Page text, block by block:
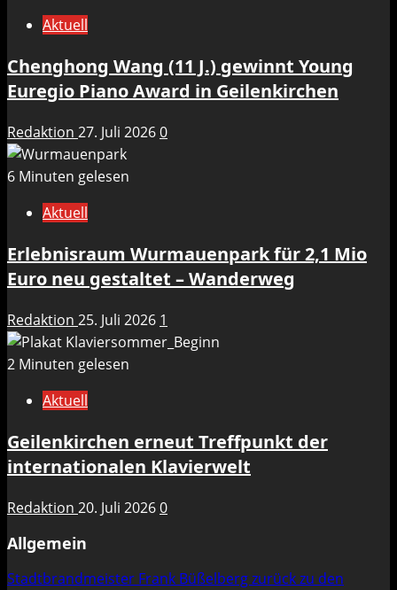
Aktuell
Chenghong Wang (11 J.) gewinnt Young
Euregio Piano Award in Geilenkirchen
Redaktion 27. Juli 20260
6 Minuten gelesen
Aktuell
Erlebnisraum Wurmauenpark für 2,1 Mio
Euro neu gestaltet – Wanderweg
Redaktion 25. Juli 2026 1
2 Minuten gelesen
Aktuell
Geilenkirchen erneut Treffpunkt der
internationalen Klavierwelt
Redaktion 20. Juli 20260
Allgemein
Stadtbrandmeister Frank Büßelberg zurück zu den